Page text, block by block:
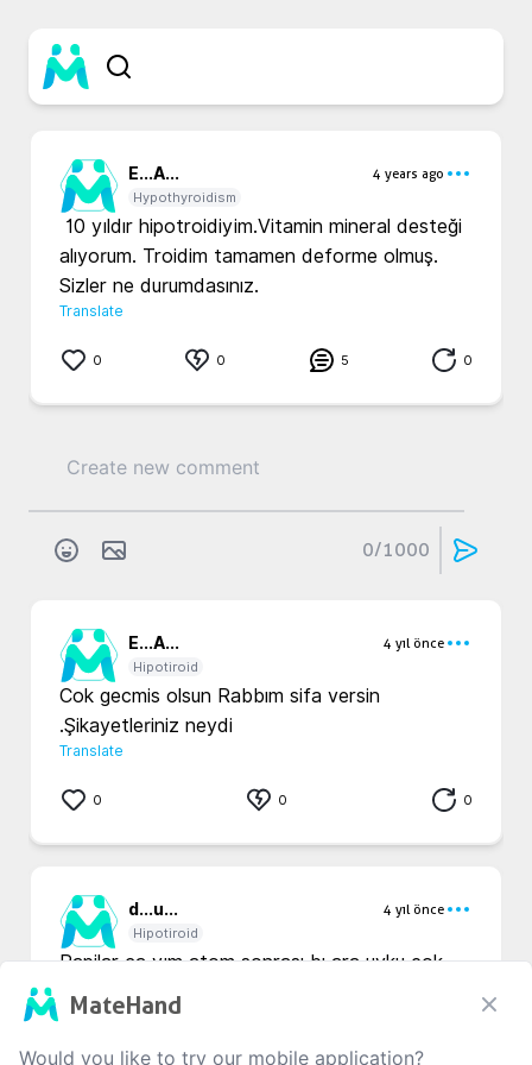
E...A...
4 years ago
Hypothyroidism
alıyorum. Troidim tamamen deforme olmuş.
Sizler ne durumdasınız.
Translate
0 0 5 0
0/1000
E...A...
4 yıl önce
Hipotiroid
Cok gecmis olsun Rabbım sifa versin
.Şikayetleriniz neydi
Translate
0 0 0
d...u...
4 yıl önce
Hipotiroid
Papilar ca yım atom sonrası bı ara uyku çok
iyiydi birsuredir fazla uyuyorum
Translate
MateHand
Would you like to try our mobile application?